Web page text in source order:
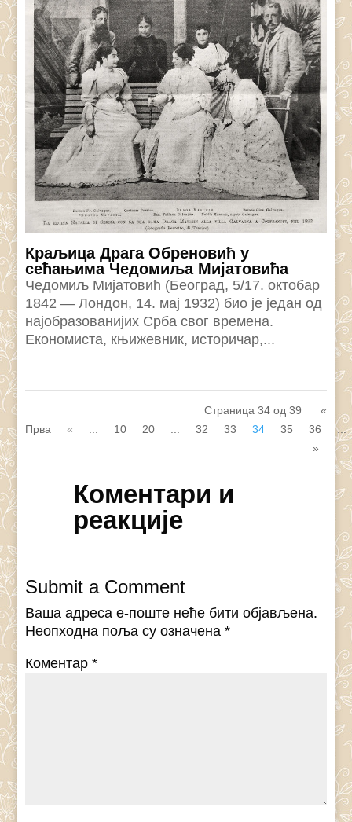
Краљица Драга Обреновић у
сећањима Чедомиља Мијатовића
Чедомиљ Мијатовић (Београд, 5/17. октобар
1842 — Лондон, 14. мај 1932) био је један од
најобразованијих Срба свог времена.
Економиста, књижевник, историчар,...
Страница 34 од 39
«
Прва
« 10 20 32 33 34 35 36
...
»
Коментари и
реакције
Submit a Comment
Ваша адреса е-поште неће бити објављена.
Неопходна поља су означена*
Коментар*